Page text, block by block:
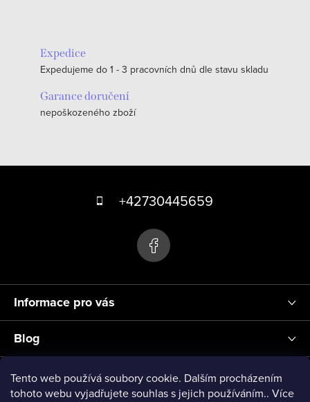
Tento web používá soubory cookie. Dalším procházením
tohoto webu vyjadřujete souhlas s jejich používáním.. Více
Expedice
Expedujeme do 1 - 3 pracovních dnů dle stavu skladu
Garance doručení
nepoškozeného zboží
í
+42730445659
Informace pro vás
Blog
Přihlášení